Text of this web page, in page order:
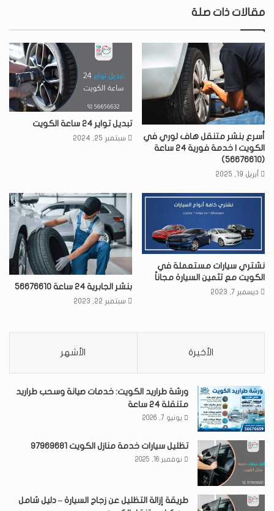
مقالات ذات صلة
أسرع بنشر متنقل هاف لوري في
الكويت | خدمة فورية 24 ساعة
(56676610)
أبريل 19, 2025
تبديل تواير 24 ساعة الكويت
سبتمبر 25, 2024
نشتري سيارات مستعملة في
الكويت مع تثمين السيارة مجاناً
ديسمبر 7, 2023
بنشر الجابرية 24 ساعة 56676610
سبتمبر 22, 2023
الأخيرة الأشهر
ورشة طراريد الكويت: خدمات صيانة وسحب طراريد
متنقلة 24 ساعة
يونيو 7, 2026
تظليل سيارات خدمة منازل الكويت 97969681
نوفمبر 16, 2025
طريقة إزالة التظليل عن زجاج السيارة – دليل شامل